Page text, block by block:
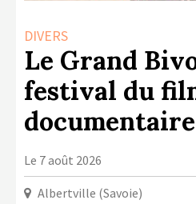
DIVERS
Le Grand
festival du
Le 7 août 2026
Albertville (Savoie)